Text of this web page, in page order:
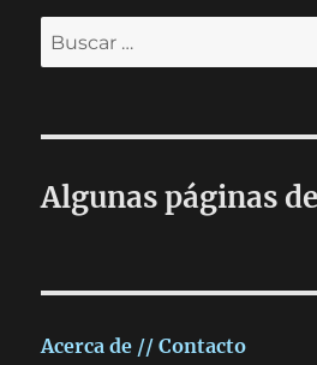
Buscar
por:
Algunas páginas
Acerca de // Contacto